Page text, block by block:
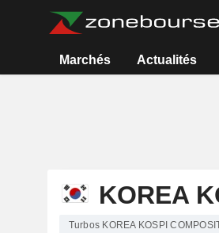
Marchés Actualités
KOREA
Turbos KOREA KOSPI